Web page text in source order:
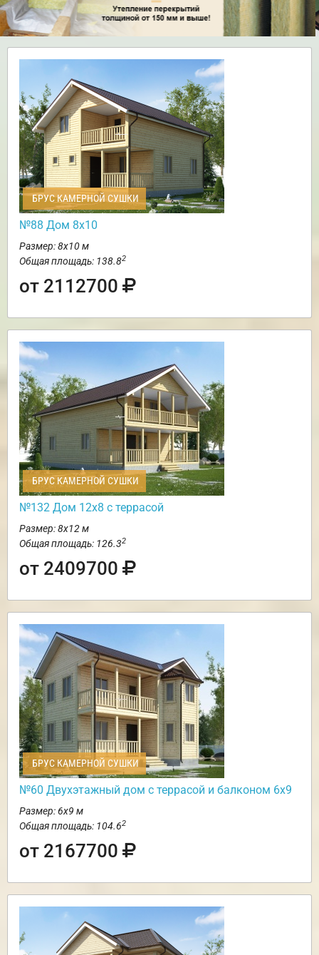
БРУС КАМЕРНОЙ СУШКИ
№88 Дом 8х10
Размер: 8х10 м
Общая площадь: 138.82
от 2112700
БРУС КАМЕРНОЙ СУШКИ
№132 Дом 12х8 с террасой
Размер: 8х12 м
Общая площадь: 126.32
от 2409700
БРУС КАМЕРНОЙ СУШКИ
№60 Двухэтажный дом с террасой и балконом 6х9
Размер: 6х9 м
Общая площадь: 104.62
от 2167700